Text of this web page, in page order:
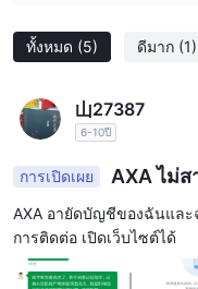
ทั้งหมด (5) ดีมาก (1)
山27387
6-10ปี
การเปิดเผย AXA ไม่ส
AXA อายัดบัญชีของฉันและ
การติดต่อ เปิดเว็บไซต์ได้